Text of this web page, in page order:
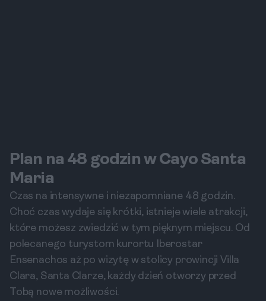
Plan na 48 godzin w Cayo Santa
Maria
Czas na intensywne i niezapomniane 48 godzin.
Choć czas wydaje się krótki, istnieje wiele atrakcji,
które możesz zwiedzić w tym pięknym miejscu. Od
polecanego turystom kurortu Iberostar
Ensenachos aż po wizytę w stolicy prowincji Villa
Clara, Santa Clarze, każdy dzień otworzy przed
Tobą nowe możliwości.